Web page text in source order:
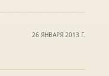
26 ЯНВАРЯ 2013 Г.